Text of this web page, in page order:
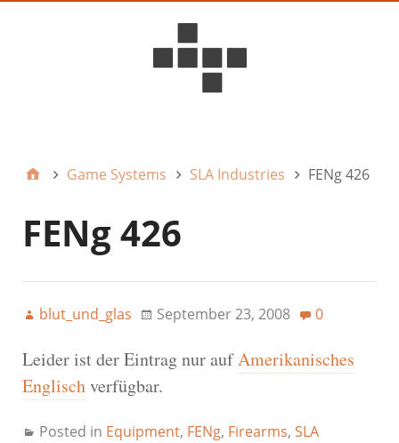
Game Systems SLA Industries FENg 426
FENg 426
blut_und_glas September 23, 2008 0
Leider ist der Eintrag nur aufAmerikanisches
Englischverfügbar.
Posted in Equipment, FENg, Firearms, SLA